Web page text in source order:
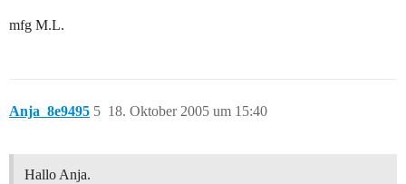
mfg M.L.
Anja_8e9495 18. Oktober 2005 um 15:40
5
Hallo Anja.